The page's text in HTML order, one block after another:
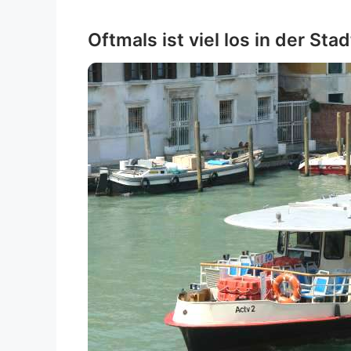
Oftmals ist viel los in der